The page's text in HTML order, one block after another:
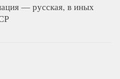
— русская, в иных